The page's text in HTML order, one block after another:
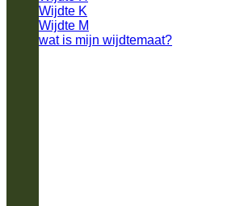
Wijdte K
Wijdte M
wat is mijn wijdtemaat?